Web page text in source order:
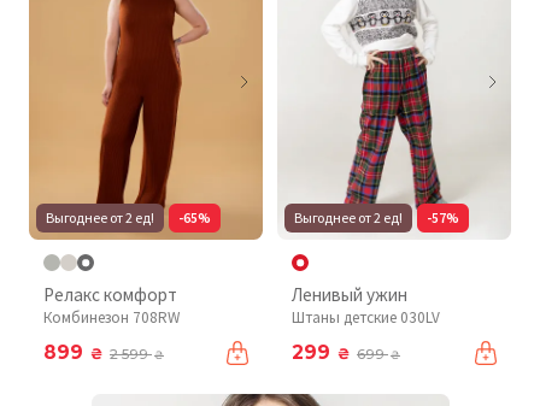
Выгоднее от 2 ед! -65%
Релакс комфорт
Комбинезон 708RW
899 ₴ 2 599₴
Выгоднее от 2 ед! -57%
Ленивый ужин
Штаны детские 030LV
299 ₴ 699₴